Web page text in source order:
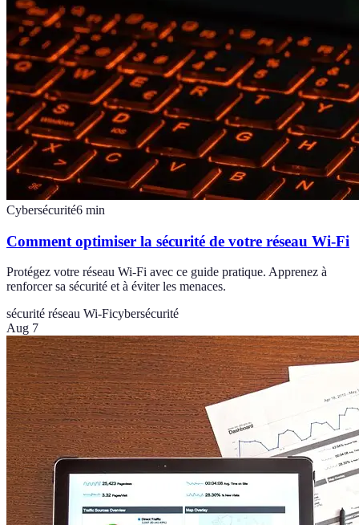
Cybersécurité6 min
Comment optimiser la sécurité de votre réseau Wi-Fi
Protégez votre réseau Wi-Fi avec ce guide pratique. Apprenez à
renforcer sa sécurité et à éviter les menaces.
sécurité réseau Wi-Ficybersécurité
Aug 7